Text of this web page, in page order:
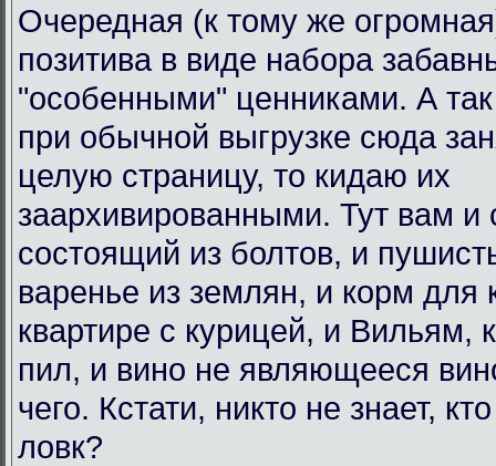
Очередная (к тому же
позитива в виде набора
"особенными" ценниками. А так
при обычной выгрузке сюда
целую страницу, то кидаю их
заархивированными. Тут вам и
состоящий из болтов, и
варенье из землян, и корм
квартире с курицей, и Вильям,
пил, и вино не являющееся
чего. Кстати, никто не знает,
ловк?